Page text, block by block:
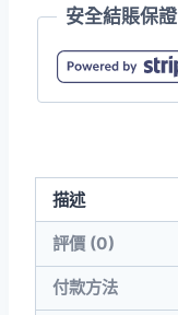
女
恤
安全結賬保證
描述
評價 (0)
付款方法